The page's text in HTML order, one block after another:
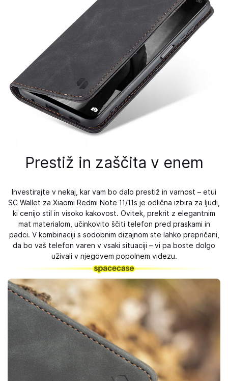
Prestiž in zaščita v enem
Investirajte v nekaj, kar vam bo dalo prestiž in varnost – etui
SC Wallet za Xiaomi Redmi Note 11/11s je odlična izbira za ljudi,
ki cenijo stil in visoko kakovost. Ovitek, prekrit z elegantnim
mat materialom, učinkovito ščiti telefon pred praskami in
padci. V kombinaciji s sodobnim dizajnom ste lahko prepričani,
da bo vaš telefon varen v vsaki situaciji – vi pa boste dolgo
uživali v njegovem popolnem videzu.